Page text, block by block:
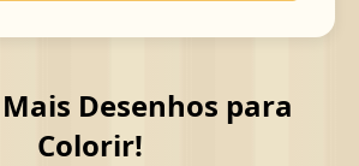
Desenhos para
Colorir!